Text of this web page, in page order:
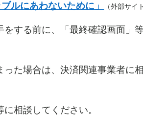
ルにあわないために」 （外部サイ
する前に、「最終確認画面」
た場合は、決済関連事業者に
相談してください。